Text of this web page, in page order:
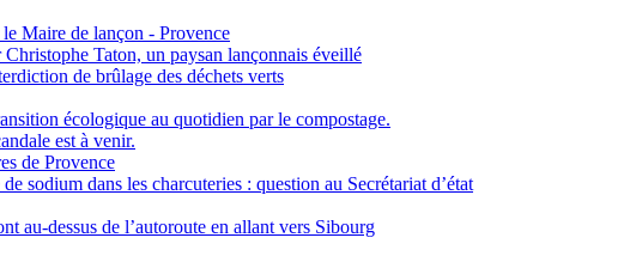
Maire de lançon - Provence
Taton, un paysan lançonnais éveillé
de brûlage des déchets verts
écologique au quotidien par le compostage.
est à venir.
de Provence
sodium dans les charcuteries : question au Secrétariat d’état
au-dessus de l’autoroute en allant vers Sibourg